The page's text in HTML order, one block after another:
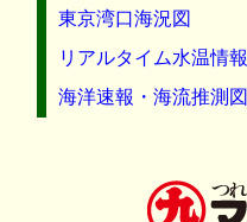
東京湾口海況図
リアルタイム水温情報
海洋速報・海流推測図